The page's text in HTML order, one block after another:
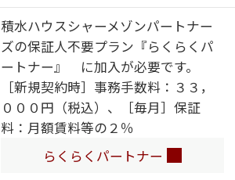
積水ハウスシャーメゾンパートナー
ズの保証人不要プラン『らくらくパ
ートナー』 に加入が必要です。
［新規契約時］事務手数料：３３，
０００円（税込）、［毎月］保証
料：月額賃料等の２％
らくらくパートナー